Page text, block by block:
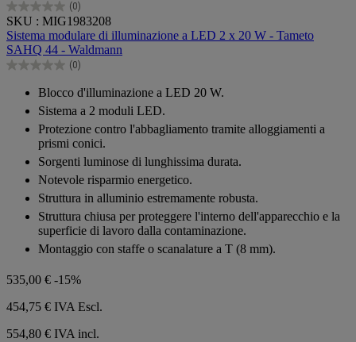
(0)
0.0
su
5
stelle.
SKU : MIG1983208
Sistema modulare di illuminazione a LED 2 x 20 W - Tameto
SAHQ 44 - Waldmann
(0)
0.0
stelle.
Blocco d'illuminazione a LED 20 W.
Sistema a 2 moduli LED.
Protezione contro l'abbagliamento tramite alloggiamenti a
prismi conici.
Sorgenti luminose di lunghissima durata.
Notevole risparmio energetico.
Struttura in alluminio estremamente robusta.
Struttura chiusa per proteggere l'interno dell'apparecchio e la
superficie di lavoro dalla contaminazione.
Montaggio con staffe o scanalature a T (8 mm).
535,00 € -15%
454,75 € IVA Escl.
554,80 € IVA incl.